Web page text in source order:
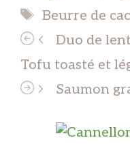
Étiquettes
Beurre de
Duo de
Tofu toasté et
Saumon